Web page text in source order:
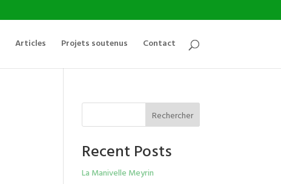
Articles Projets soutenus Contact
Rechercher
Recent Posts
La Manivelle Meyrin